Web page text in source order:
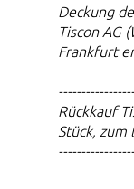
Deckung
Tiscon AG
Frankfurt
Rückkauf
Stück, zum